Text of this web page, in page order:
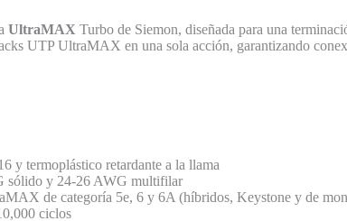
UltraMAX Turbo de Siemon, diseñada para una
UTP UltraMAX en una sola acción, garantizando
y termoplástico retardante a la llama
sólido y 24-26 AWG multifilar
de categoría 5e, 6 y 6A (híbridos, Keystone y de
ciclos